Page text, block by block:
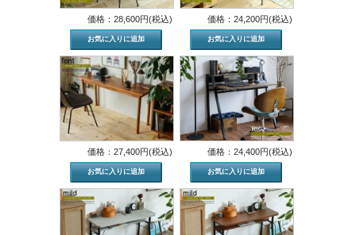
価格：28,600円(税込) 価格：24,200円(税込)
価格：27,400円(税込) 価格：24,400円(税込)